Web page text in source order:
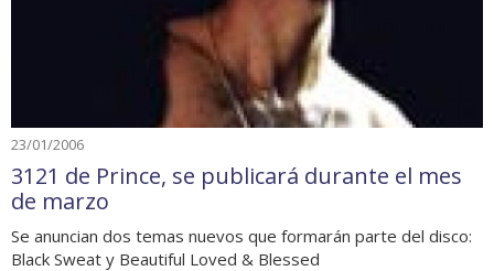
23/01/2006
3121 de Prince, se publicará durante el mes
de marzo
Se anuncian dos temas nuevos que formarán parte del disco:
Black Sweat y Beautiful Loved & Blessed